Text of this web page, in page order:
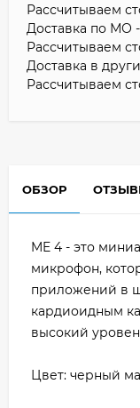
Рассчитываем
Доставка по МО
Рассчитываем
Доставка в
Рассчитываем
ОБЗОР
ME 4 - это
микрофон,
приложений в
кардиоидным
высокий
Цвет: черный